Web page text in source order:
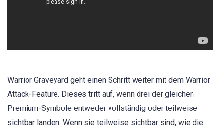
Warrior Graveyard geht einen Schritt weiter mit dem Warrior
Attack-Feature. Dieses tritt auf, wenn drei der gleichen
Premium-Symbole entweder vollständig oder teilweise
sichtbar landen. Wenn sie teilweise sichtbar sind, wie die